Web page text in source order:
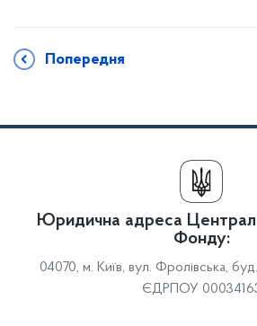
Попередня
Юридична адреса
Фонду:
04070, м. Київ, вул. Фролівська,
ЄДРПОУ